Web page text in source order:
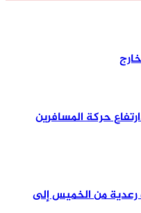
حركة المسافرين
رعدية من الخميس إلى